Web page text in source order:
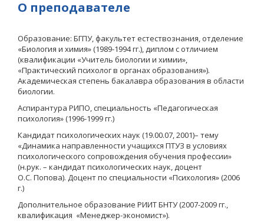
О преподавателе
Образование: БГПУ, факультет естествознания, отделение
«Биология и химия» (1989-1994 гг.), диплом с отличием
(квалификации «Учитель биологии и химии»,
«Практический психолог в органах образования»).
Академическая степень бакалавра образования в области
биологии.
Аспирантура РИПО, специальность «Педагогическая
психология» (1996-1999 гг.)
Кандидат психологических наук (19.00.07, 2001)– тему
«Динамика направленности учащихся ПТУЗ в условиях
психологического сопровождения обучения профессии»
(н.рук. – кандидат психологических наук, доцент
О.С. Попова). Доцент по специальности «Психология» (2006
г.)
Дополнительное образование РИИТ БНТУ (2007-2009 гг.,
квалификация «Менеджер-экономист»).